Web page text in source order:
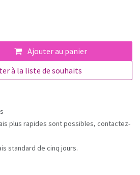
Ajouter au panier
à la liste de souhaits
plus rapides sont possibles, contactez-
standard de cinq jours.